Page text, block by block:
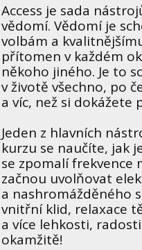
Access je sada
vědomí. Vědomí je
volbám a
přítomen v každém
někoho jiného. Je to
v životě všechno, po
a víc, než si dokážete
Jeden z hlavních
kurzu se naučíte, jak
se zpomalí frekvence
začnou uvolňovat
a nashromážděného
vnitřní klid, relaxace
a více lehkosti,
okamžitě!